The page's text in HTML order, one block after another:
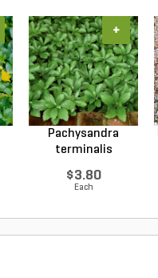
Pachysandra
terminalis
$3.80
Each
+